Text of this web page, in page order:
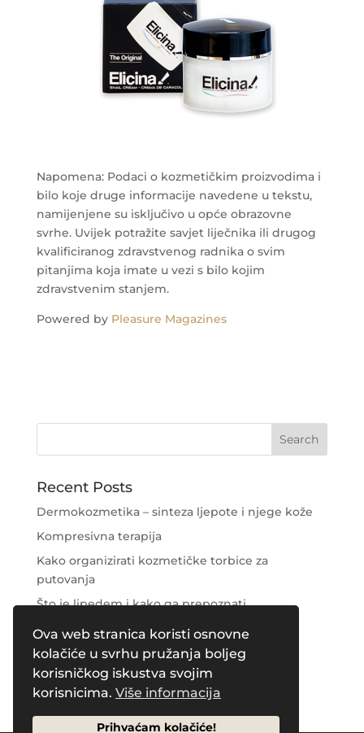
Ova web stranica koristi osnovne
kolačiće u svrhu pružanja boljeg
korisničkog iskustva svojim
korisnicima. Više informacija
Prihvaćam kolačiće!
Napomena: Podaci o kozmetičkim proizvodima i
bilo koje druge informacije navedene u tekstu,
namijenjene su isključivo u opće obrazovne
svrhe. Uvijek potražite savjet liječnika ili drugog
kvalificiranog zdravstvenog radnika o svim
pitanjima koja imate u vezi s bilo kojim
zdravstvenim stanjem.
Powered by Pleasure Magazines
Recent Posts
Dermokozmetika – sinteza ljepote i njege kože
Kompresivna terapija
Kako organizirati kozmetičke torbice za
putovanja
Što je lipedem i kako ga prepoznati
Njega područja oko očiju
Recent Comments